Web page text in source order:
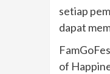
setiap
dapat
of